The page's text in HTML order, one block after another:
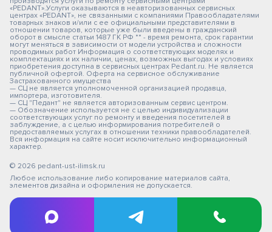
«PEDANT».Услуги оказываются в неавторизованных сервисных
центрах «PEDANT», не связанными с компаниями Правообладателями
товарных знаков и/или с ее официальными представителями в
отношении товаров, которые уже были введены в гражданский
оборот в смысле статьи 1487 ГК РФ ** - время ремонта, срок гарантии
могут меняться в зависимости от модели устройства и сложности
проводимых работ Информация о соответствующих моделях и
комплектациях и их наличии, ценах, возможных выгодах и условиях
приобретения доступна в сервисных центрах Pedant.ru. Не является
публичной офертой. Оферта на сервисное обслуживание
Застрахованного имущества
— СЦ не является уполномоченной организацией продавца,
импортера, изготовителя.
— СЦ "Педант" не является авторизованным сервис центром.
— Обозначение используется не с целью индивидуализации
соответствующих услуг по ремонту и введения посетителей в
заблуждение, а с целью информирования потребителей о
предоставляемых услугах в отношении техники правообладателей.
Вся информация на сайте носит исключительно информационный
характер.
© 2026 pedant-ust-ilimsk.ru
Любое использование либо копирование материалов сайта,
элементов дизайна и оформления не допускается.